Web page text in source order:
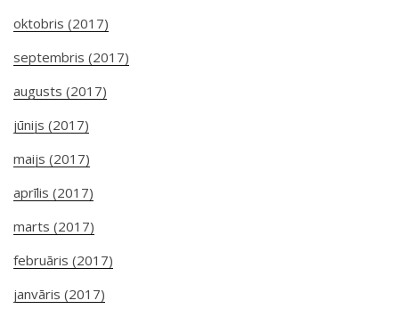
oktobris (2017)
septembris (2017)
augusts (2017)
jūnijs (2017)
maijs (2017)
aprīlis (2017)
marts (2017)
februāris (2017)
janvāris (2017)